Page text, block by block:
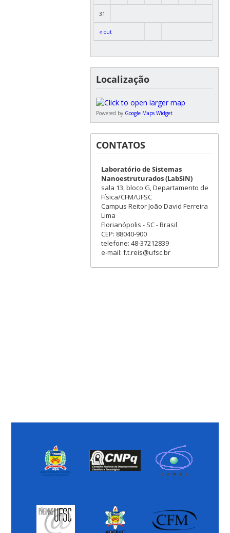
« out
31
Localização
Powered by Google Maps Widget
CONTATOS
Laboratório de Sistemas
Nanoestruturados (LabSiN)
sala 13, bloco G, Departamento de
Física/CFM/UFSC
Campus Reitor João David Ferreira
Lima
Florianópolis - SC - Brasil
CEP: 88040-900
telefone: 48-37212839
e-mail: f.t.reis@ufsc.br